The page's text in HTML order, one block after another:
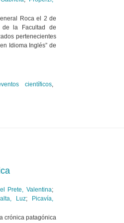
Roca el 2 de
de la Facultad de
pertenecientes
Idioma Inglés” de
científicos,
Prete, Valentina;
Luz;
Picavía,
crónica patagónica